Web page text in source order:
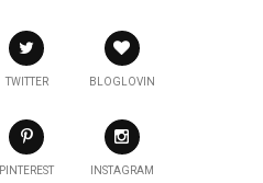
TWITTER BLOGLOVIN
PINTEREST INSTAGRAM